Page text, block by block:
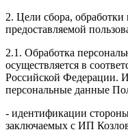
2. Цели сбора,
предоставляемой
2.1. Обработка
осуществляется в
Российской Федерации.
персональные данные
- идентификации
заключаемых с ИП